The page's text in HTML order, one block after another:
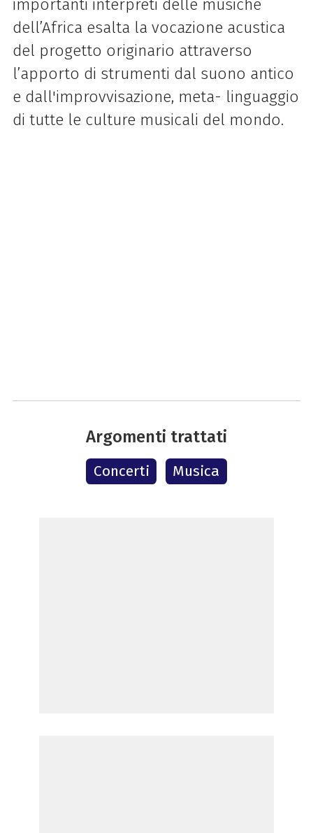
importanti interpreti delle musiche
dell’Africa esalta la vocazione acustica
del progetto originario attraverso
l’apporto di strumenti dal suono antico
e dall'improvvisazione, meta- linguaggio
di tutte le culture musicali del mondo.
Argomenti trattati
Concerti Musica